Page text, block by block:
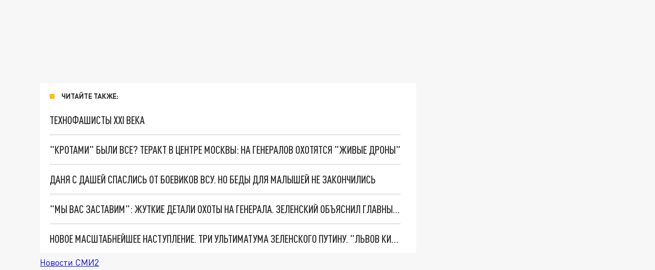
ЧИТАЙТЕ ТАКЖЕ:
ТЕХНОФАШИСТЫ XXI ВЕКА
"КРОТАМИ" БЫЛИ ВСЕ? ТЕРАКТ В ЦЕНТРЕ МОСКВЫ: НА ГЕНЕРАЛОВ ОХОТЯТСЯ "ЖИВЫЕ ДРОНЫ"
ДАНЯ С ДАШЕЙ СПАСЛИСЬ ОТ БОЕВИКОВ ВСУ. НО БЕДЫ ДЛЯ МАЛЫШЕЙ НЕ ЗАКОНЧИЛИСЬ
"МЫ ВАС ЗАСТАВИМ": ЖУТКИЕ ДЕТАЛИ ОХОТЫ НА ГЕНЕРАЛА. ЗЕЛЕНСКИЙ ОБЪЯСНИЛ ГЛАВНЫЙ СМЫСЛ ТЕРАКТА В ЦЕНТРЕ МОСКВЫ
НОВОЕ МАСШТАБНЕЙШЕЕ НАСТУПЛЕНИЕ. ТРИ УЛЬТИМАТУМА ЗЕЛЕНСКОГО ПУТИНУ. "ЛЬВОВ КИМА" ПОСТАВЯТ НА ПВО? ГЛОБАЛЬНЫЙ ПРОРЫВ ПОД ЗАПОРОЖЬЕМ
Новости СМИ2